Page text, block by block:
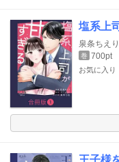
塩系上
泉条ちえり
巻 700pt
お気に入り
王子様